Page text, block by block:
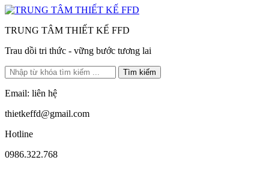
TRUNG TÂM THIẾT KẾ FFD
Trau dồi tri thức - vững bước tương lai
Tìm kiếm
Email: liên hệ
thietkeffd@gmail.com
Hotline
0986.322.768